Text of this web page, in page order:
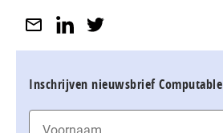
Inschrijven nieuwsbrief Computable